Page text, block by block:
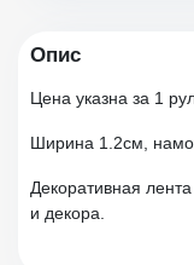
Опис
Цена указна за 1
Ширина 1.2см,
Декоративная
и декора.